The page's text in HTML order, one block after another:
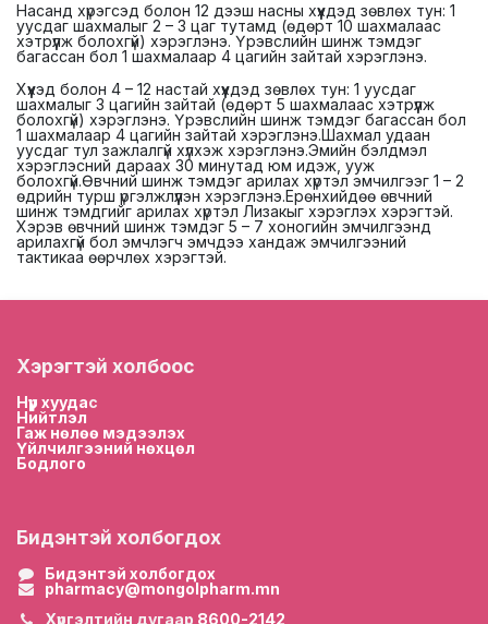
Насанд хүрэгсэд болон 12 дээш насны хүүхдэд зөвлөх тун: 1
уусдаг шахмалыг 2 – 3 цаг тутамд (өдөрт 10 шахмалаас
хэтрүүлж болохгүй) хэрэглэнэ. Үрэвслийн шинж тэмдэг
багассан бол 1 шахмалаар 4 цагийн зайтай хэрэглэнэ.
Хүүхэд болон 4 – 12 настай хүүхдэд зөвлөх тун: 1 уусдаг
шахмалыг 3 цагийн зайтай (өдөрт 5 шахмалаас хэтрүүлж
болохгүй) хэрэглэнэ. Үрэвслийн шинж тэмдэг багассан бол
1 шахмалаар 4 цагийн зайтай хэрэглэнэ.Шахмал удаан
уусдаг тул зажлалгүй хүлхэж хэрэглэнэ.Эмийн бэлдмэл
хэрэглэсний дараах 30 минутад юм идэж, ууж
болохгүй.Өвчний шинж тэмдэг арилах хүртэл эмчилгээг 1 – 2
өдрийн турш үргэлжлүүлэн хэрэглэнэ.Ерөнхийдөө өвчний
шинж тэмдгийг арилах хүртэл Лизакыг хэрэглэх хэрэгтэй.
Хэрэв өвчний шинж тэмдэг 5 – 7 хоногийн эмчилгээнд
арилахгүй бол эмчлэгч эмчдээ хандаж эмчилгээний
тактикаа өөрчлөх хэрэгтэй.
Хэрэгтэй холбоос
Нүүр хуудас
Нийтлэл
Гаж нөлөө мэдээлэх
Үйлчилгээний нөхцөл
Бодлого
Бидэнтэй холбогдох
Бидэнтэй холбогдох
pharmacy@mongolpharm.mn
Хүргэлтийн дугаар 8600-2142